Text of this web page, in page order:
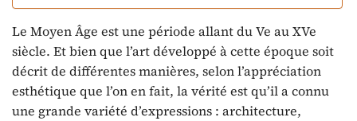
Le Moyen Âge est une période allant du Ve au XVe
siècle. Et bien que l’art développé à cette époque soit
décrit de différentes manières, selon l’appréciation
esthétique que l’on en fait, la vérité est qu’il a connu
une grande variété d’expressions : architecture,